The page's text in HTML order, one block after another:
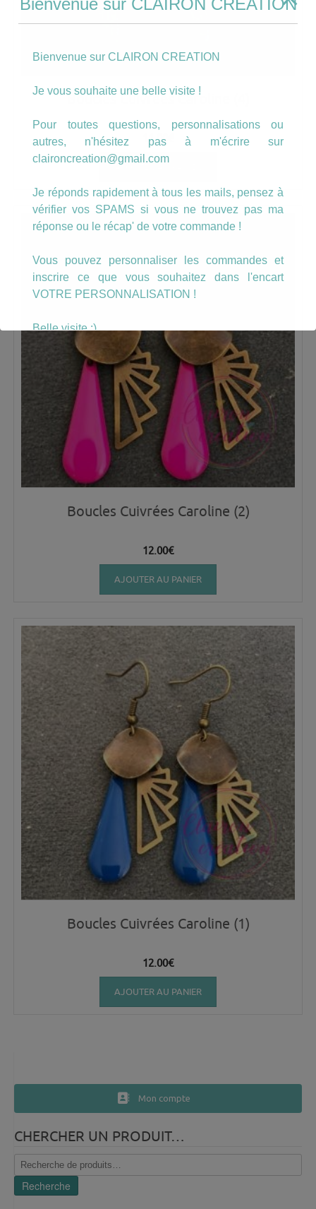
Boucles Cuivrées Caroline (4)
11.00
AJOUTER AU PANIER
Boucles Cuivrées Caroline (2)
12.00€
AJOUTER AU PANIER
Boucles Cuivrées Caroline (1)
12.00€
AJOUTER AU PANIER
Mon compte
CHERCHER UN PRODUIT…
Recherche
pour :
Recherche
Bienvenue sur CLAIRON CREATION
Je vous souhaite une belle visite !
Pour toutes questions, personnalisations ou
autres, n'hésitez pas à m'écrire sur
claironcreation@gmail.com
Je réponds rapidement à tous les mails, pensez à
vérifier vos SPAMS si vous ne trouvez pas ma
réponse ou le récap' de votre commande !
Vous pouvez personnaliser les commandes et
inscrire ce que vous souhaitez dans l'encart
VOTRE PERSONNALISATION !
Belle visite :)